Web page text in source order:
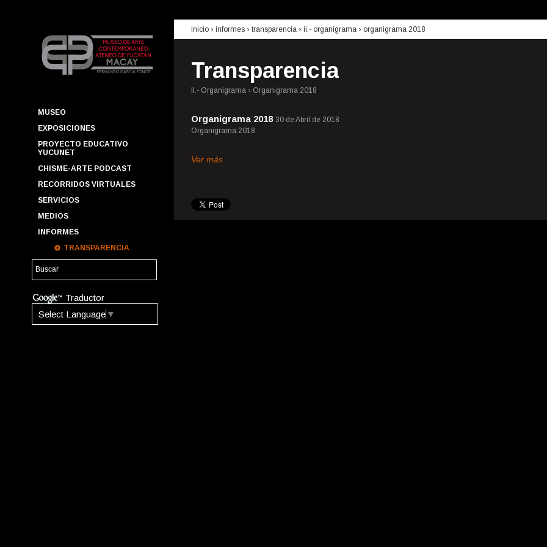
MUSEO
EXPOSICIONES
PROYECTO EDUCATIVO
YUCUNET
CHISME-ARTE PODCAST
RECORRIDOS VIRTUALES
SERVICIOS
MEDIOS
INFORMES
TRANSPARENCIA
Traductor
Select Language ▼
inicio › informes › transparencia › ii.- organigrama › organigrama 2018
Transparencia
II.- Organigrama › Organigrama 2018
Organigrama 2018 30 de Abril de 2018
Organigrama 2018
Ver más